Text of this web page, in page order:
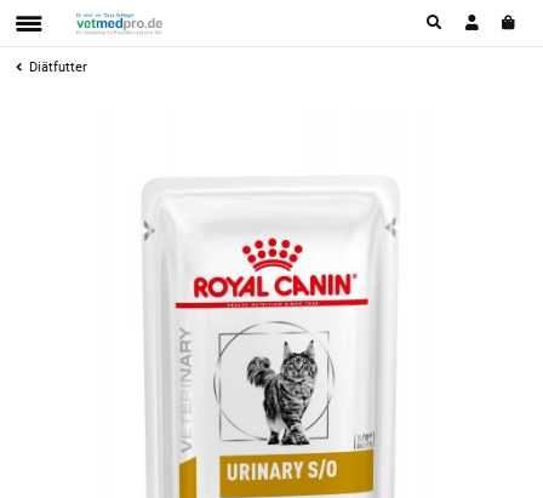
Diätfutter